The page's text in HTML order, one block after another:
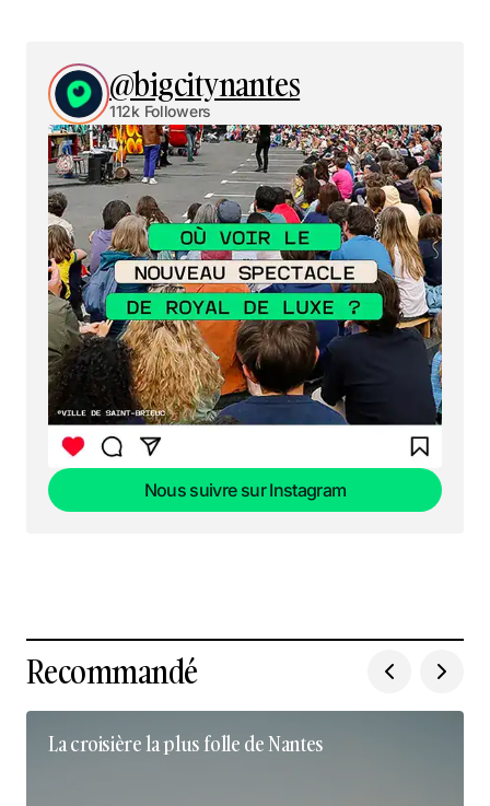
@bigcitynantes
112k Followers
Nous suivre sur Instagram
Recommandé
La croisière la plus folle de Nantes